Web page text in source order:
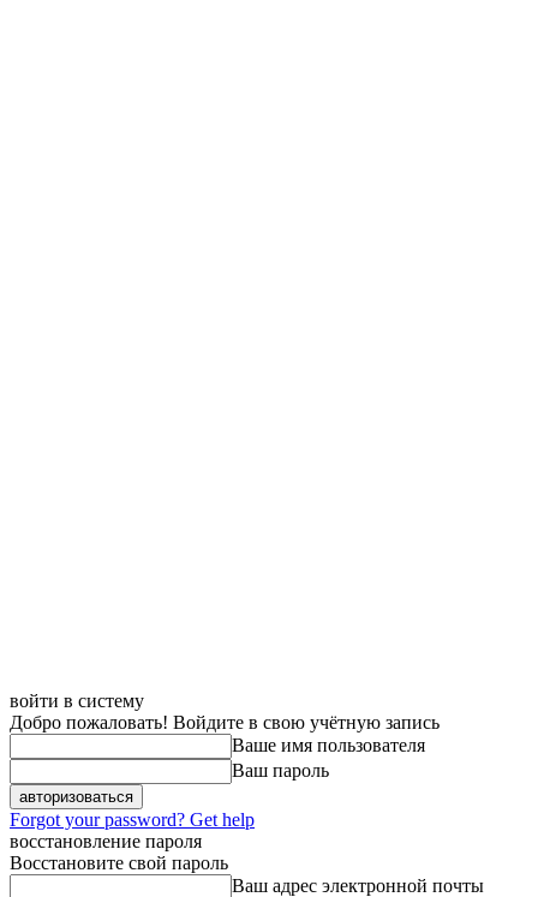
войти в систему
Добро пожаловать! Войдите в свою учётную запись
Ваше имя пользователя
Ваш пароль
Forgot your password? Get help
восстановление пароля
Восстановите свой пароль
Ваш адрес электронной почты